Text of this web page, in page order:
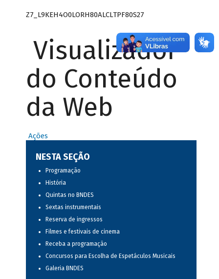
Z7_L9KEH4O0LORH80ALCLTPF80S27
Visualizador
do Conteúdo
da Web
Ações
NESTA SEÇÃO
Programação
História
Quintas no BNDES
Sextas instrumentais
Reserva de ingressos
Filmes e festivais de cinema
Receba a programação
Concursos para Escolha de Espetáculos Musicais
Galeria BNDES